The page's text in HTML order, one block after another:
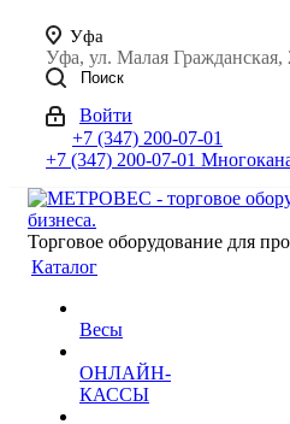
Уфа
Уфа, ул. Малая Гражданская,
Поиск
Войти
+7 (347) 200-07-01
+7 (347) 200-07-01
Торговое оборудование для
Каталог
Весы
ОНЛАЙН-
КАССЫ